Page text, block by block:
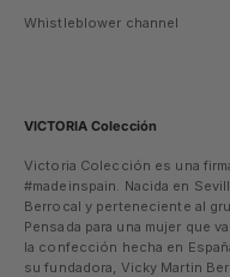
Whistleblower channel
VICTORIA Colección
Victoria Colección es una
#madeinspain. Nacida en
Berrocal y perteneciente al
Pensada para una mujer que
la confección hecha en
su fundadora, Vicky Martin